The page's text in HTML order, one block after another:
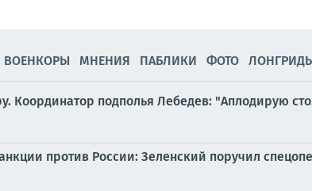
ВОЕНКОРЫ МНЕНИЯ ПАБЛИКИ ФОТО
Координатор подполья Лебедев: "Аплодирую
против России: Зеленский поручил